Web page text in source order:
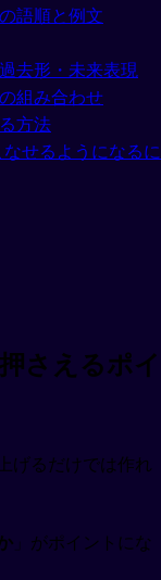
語順と例文
去形・未来表現
組み合わせ
方法
せるようになるに
さえるポイ
げるだけでは作れ
」がポイントにな